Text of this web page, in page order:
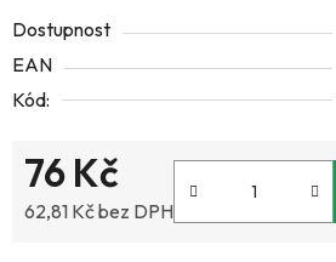
Dostupnost
EAN
Kód:
76 Kč
62,81 Kč bez DPH